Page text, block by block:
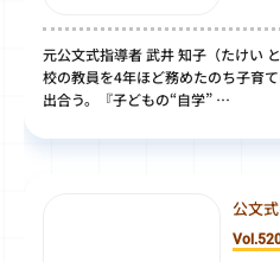
元公文式指導者 武井 知子（たけい
校の教員を4年ほど務めたのち子育
出合う。『子どもの“自学” …
公文